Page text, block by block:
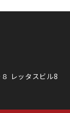
レッタスビル8